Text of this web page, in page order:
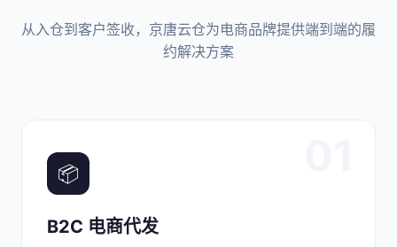
从入仓到客户签收，京唐云仓为电商品牌提供端到端的履
约解决方案
📦
B2C 电商代发